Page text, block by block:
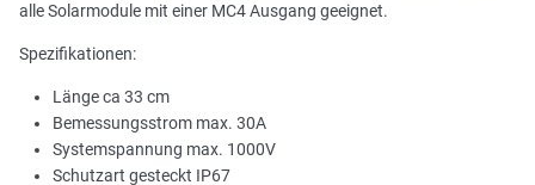
alle Solarmodule mit einer MC4 Ausgang geeignet.
Spezifikationen:
Länge ca 33 cm
Bemessungsstrom max. 30A
Systemspannung max. 1000V
Schutzart gesteckt IP67